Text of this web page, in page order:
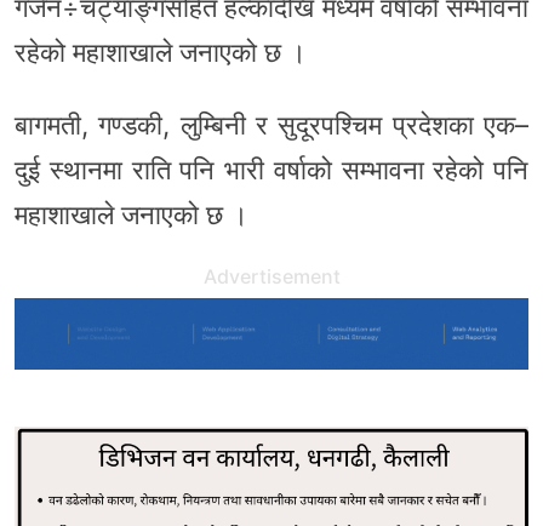
गर्जन÷चट्याङ्गसहित हल्कादेखि मध्यम वर्षाको सम्भावना
रहेको महाशाखाले जनाएको छ ।
बागमती, गण्डकी, लुम्बिनी र सुदूरपश्चिम प्रदेशका एक–
दुई स्थानमा राति पनि भारी वर्षाको सम्भावना रहेको पनि
महाशाखाले जनाएको छ ।
Advertisement